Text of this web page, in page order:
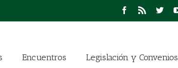
Encuentros Legislación y Convenios